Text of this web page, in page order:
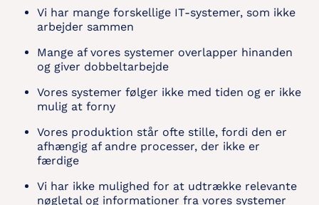
Vi har mange forskellige IT-systemer, som ikke
arbejder sammen
Mange af vores systemer overlapper hinanden
og giver dobbeltarbejde
Vores systemer følger ikke med tiden og er ikke
mulig at forny
Vores produktion står ofte stille, fordi den er
afhængig af andre processer, der ikke er
færdige
Vi har ikke mulighed for at udtrække relevante
nøgletal og informationer fra vores systemer